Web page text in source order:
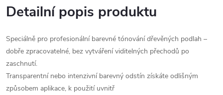
Detailní popis produktu
Speciálně pro profesionální barevné tónování dřevěných podlah –
dobře zpracovatelné, bez vytváření viditelných přechodů po
zaschnutí.
Transparentní nebo intenzivní barevný odstín získáte odlišným
způsobem aplikace, k použití uvnitř